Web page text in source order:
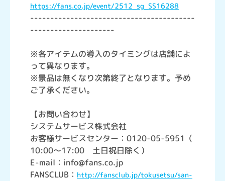
https://fans.co.jp/event/2512_sg_SS16288
-----------------------------------------
---------------------
※各アイテムの導入のタイミングは店舗によ
って異なります。
※景品は無くなり次第終了となります。予め
ご了承ください。
【お問い合わせ】
システムサービス株式会社
お客様サービスセンター：0120-05-5951（
10:00～17:00 土日祝日除く）
E-mail：info@fans.co.jp
FANSCLUB： http://fansclub.jp/tokusetsu/san-